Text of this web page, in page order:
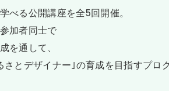
べる公開講座を全5回開催。
加者同士で
を通して、
とデザイナー｣の育成を目指すプロ